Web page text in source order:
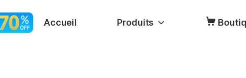
Accueil Produits